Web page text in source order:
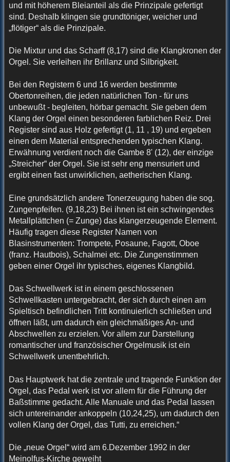
und mit höherem Bleianteil als die Prinzipale gefertigt
sind. Deshalb klingen sie grundtöniger, weicher und
„flötiger“ als die Prinzipale.
Die Mixtur und das Scharff (8,17) sind die Klangkronen der
Orgel. Sie verleihen ihr Brillanz und Silbrigkeit.
Bei den Registern 6 und 16 werden bestimmte
Obertonreihen, die jeden natürlichen Ton - für uns
unbewußt - begleiten, hörbar gemacht. Sie geben dem
Klang der Orgel einen besonderen farblichen Reiz. Drei
Register sind aus Holz gefertigt (1, 11 , 19) und ergeben
einen dem Material entsprechenden typischen Klang.
Erwähnung verdient noch die Gambe 8' (12), der einzige
„Streicher“ der Orgel. Sie ist sehr eng mensuriert und
ergibt einen fast unwirklichen, aetherischen Klang.
Eine grundsätzlich andere Tonerzeugung haben die sog.
Zungenpfeifen. (9,18,23) Bei ihnen ist ein schwingendes
Metallplättchen (= Zunge) das klangerzeugende Element.
Häufig tragen diese Register Namen von
Blasinstrumenten: Trompete, Posaune, Fagott, Oboe
(franz. Hautbois), Schalmei etc. Die Zungenstimmen
geben einer Orgel ihr typisches, eigenes Klangbild.
Das Schwellwerk ist in einem geschlossenen
Schwellkasten untergebracht, der sich durch einen am
Spieltisch befindlichen Tritt kontinuierlich schließen und
öffnen läßt, um dadurch ein gleichmäßiges An- und
Abschwellen zu erzielen. Vor allem zur Darstellung
romantischer und französischer Orgelmusik ist ein
Schwellwerk unentbehrlich.
Das Hauptwerk hat die zentrale und tragende Funktion der
Orgel, das Pedal werk ist vor allem für die Führung der
Baßstimme gedacht. Alle Manuale und das Pedal lassen
sich untereinander ankoppeln (10,24,25), um dadurch den
vollen Klang der Orgel, das Tutti, zu erreichen.“
Die „neue Orgel“ wird am 6.Dezember 1992 in der
Meinolfus-Kirche geweiht